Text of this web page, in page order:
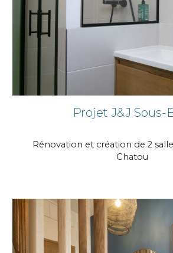
Projet J&J Sous-
Rénovation et création de 2
Chatou